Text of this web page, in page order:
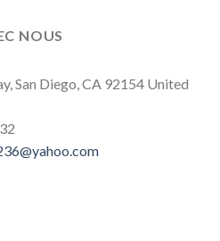
NOUS
San Diego, CA 92154 United